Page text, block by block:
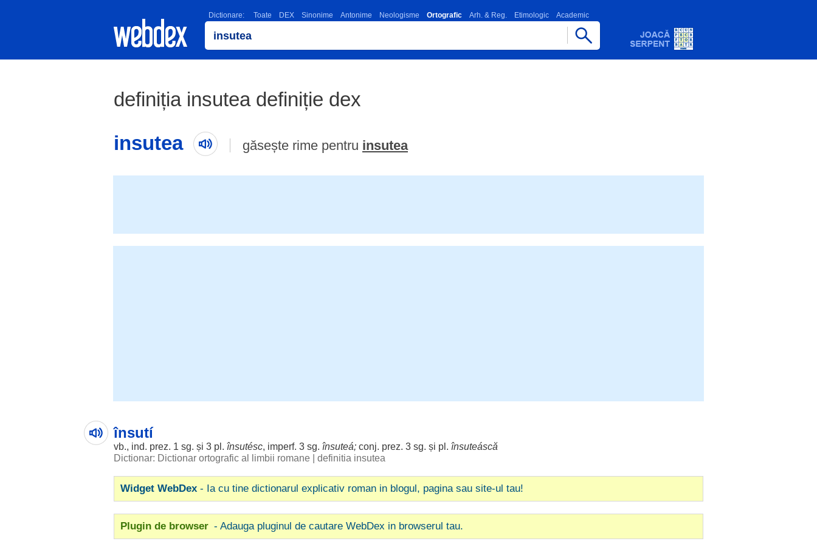
Dictionare: Toate DEX Sinonime Antonime Neologisme Ortografic Arh. & Reg. Etimologic Academic
definiția insutea definiție dex
insutea
găsește rime pentru insutea
însutí
vb., ind. prez. 1 sg. și 3 pl. însutésc, imperf. 3 sg. însuteá; conj. prez. 3 sg. și pl. însuteáscă
Dictionar: Dictionar ortografic al limbii romane
definitia insutea
Widget WebDex - Ia cu tine dictionarul explicativ roman in blogul, pagina sau site-ul tau!
Plugin de browser - Adauga pluginul de cautare WebDex in browserul tau.